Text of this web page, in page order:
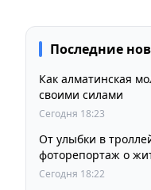
Последние
Как алматинская
своими силами
Сегодня 18:23
От улыбки в
фоторепортаж о
Сегодня 18:22